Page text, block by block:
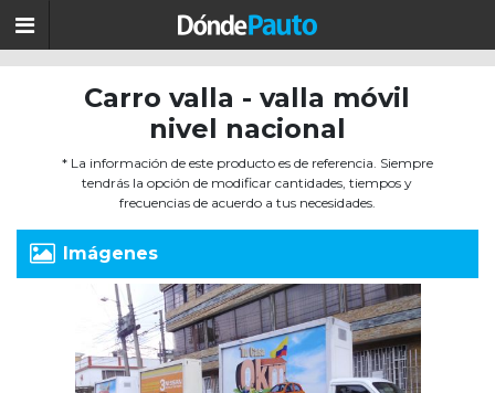
Carro valla - valla móvil
nivel nacional
* La información de este producto es de referencia. Siempre
tendrás la opción de modificar cantidades, tiempos y
frecuencias de acuerdo a tus necesidades.
Imágenes